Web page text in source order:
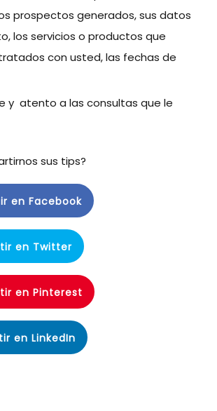
prospectos generados, sus datos
los servicios o productos que
con usted, las fechas de
y atento a las consultas que le
sus tips?
en Facebook
en Twitter
en Pinterest
en LinkedIn